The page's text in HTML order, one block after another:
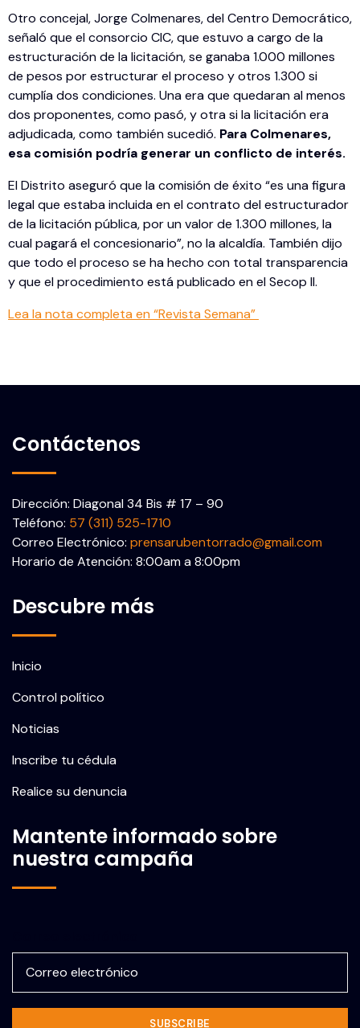
Otro concejal, Jorge Colmenares, del Centro Democrático,
señaló que el consorcio CIC, que estuvo a cargo de la
estructuración de la licitación, se ganaba 1.000 millones
de pesos por estructurar el proceso y otros 1.300 si
cumplía dos condiciones. Una era que quedaran al menos
dos proponentes, como pasó, y otra si la licitación era
adjudicada, como también sucedió. Para Colmenares,
esa comisión podría generar un conflicto de interés.
El Distrito aseguró que la comisión de éxito “es una figura
legal que estaba incluida en el contrato del estructurador
de la licitación pública, por un valor de 1.300 millones, la
cual pagará el concesionario”, no la alcaldía. También dijo
que todo el proceso se ha hecho con total transparencia
y que el procedimiento está publicado en el Secop II.
Lea la nota completa en “Revista Semana”
Contáctenos
Dirección: Diagonal 34 Bis # 17 – 90
Teléfono: 57 (311) 525-1710
Correo Electrónico: prensarubentorrado@gmail.com
Horario de Atención: 8:00am a 8:00pm
Descubre más
Inicio
Control político
Noticias
Inscribe tu cédula
Realice su denuncia
Mantente informado sobre
nuestra campaña